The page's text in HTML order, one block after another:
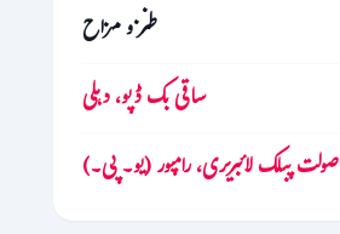
طنز و مزاح
ساقی بک ڈپو، دہلی
صولت پبلک لائبریری، رامپور (یو۔ پی۔)